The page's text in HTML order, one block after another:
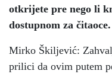
otkrijete pre nego li
dostupnom za čitaoce.
Mirko Škiljević:
prilici da ovim putem